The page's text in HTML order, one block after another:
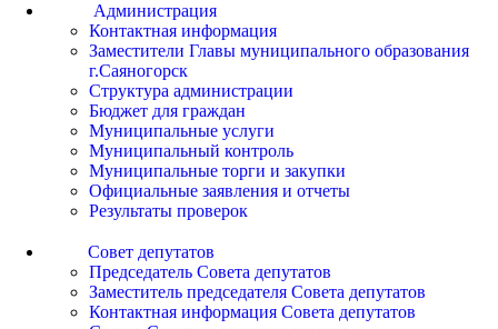
Администрация
Контактная информация
Заместители Главы муниципального образования
г.Саяногорск
Структура администрации
Бюджет для граждан
Муниципальные услуги
Муниципальный контроль
Муниципальные торги и закупки
Официальные заявления и отчеты
Результаты проверок
Совет депутатов
Председатель Совета депутатов
Заместитель председателя Совета депутатов
Контактная информация Совета депутатов